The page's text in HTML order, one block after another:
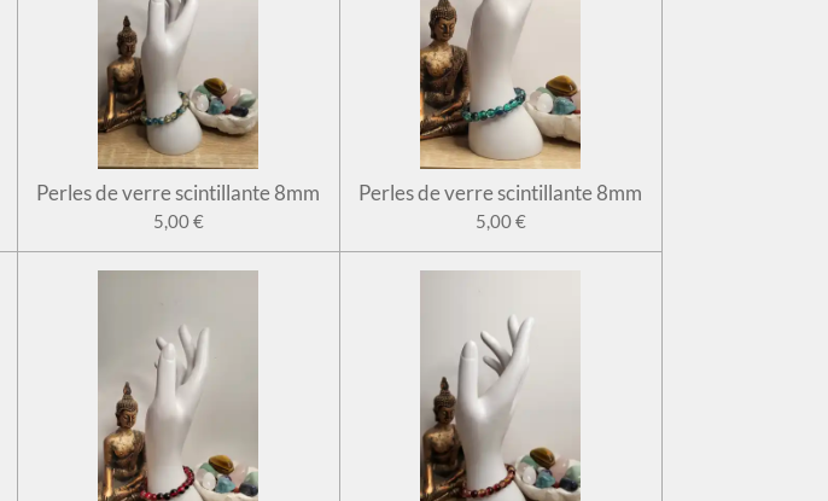
Perles de verre scintillante 8mm
5,00 €
Perles de verre scintillante 8mm
5,00 €